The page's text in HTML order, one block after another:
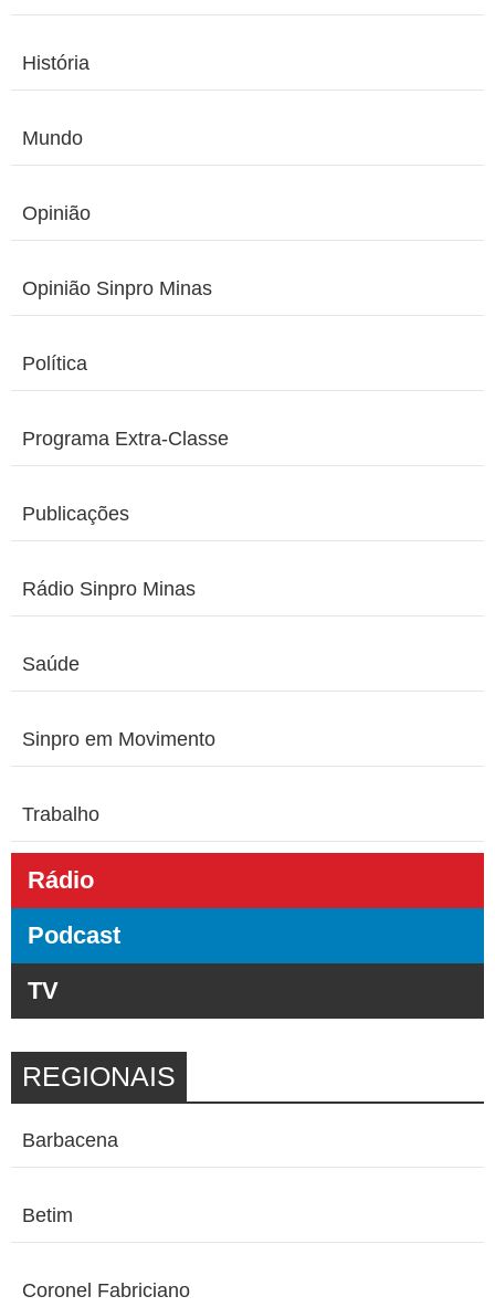
História
Mundo
Opinião
Opinião Sinpro Minas
Política
Programa Extra-Classe
Publicações
Rádio Sinpro Minas
Saúde
Sinpro em Movimento
Trabalho
Rádio
Podcast
TV
REGIONAIS
Barbacena
Betim
Coronel Fabriciano